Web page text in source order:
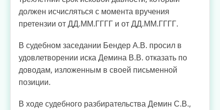
должен исчисляться с момента вручения
претензии от ДД.ММ.ГГГГ и от ДД.ММ.ГГГГ.
В судебном заседании Бендер А.В. просил в
удовлетворении иска Демина В.В. отказать по
доводам, изложенным в своей письменной
позиции.
В ходе судебного разбирательства Демин С.В.,